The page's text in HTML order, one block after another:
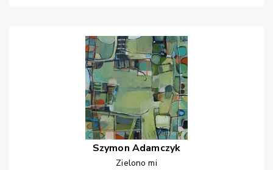
Szymon Adamczyk
Zielono mi